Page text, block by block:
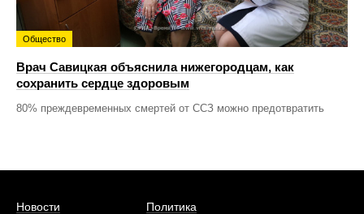
Общество
Врач Савицкая объяснила нижегородцам, как
сохранить сердце здоровым
80% преждевременных смертей от ССЗ можно предотвратить
Новости
Политика